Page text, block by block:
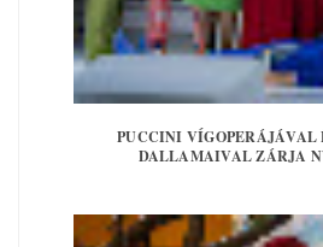
PUCCINI VÍGOPERÁJÁVAL
DALLAMAIVAL ZÁRJA